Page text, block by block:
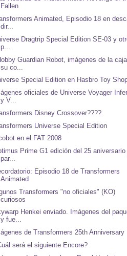
Fallen
Animated, Episodio 18 en
dir...
Dragtrip Special Edition SE-03 y
p...
Guardian Robot, imágenes de la
su co...
Special Edition en Hasbro Toy
oficiales de Universe Voyager
y V...
Disney Crossover????
Universe Special Edition
en el FAT 2008
Prime G1 edición del 25
par...
Episodio 18 de Transformers
Animated
Transformers "no oficiales" (KO)
curiosos
Henkei enviado. Imágenes del
y fue...
de Transformers 25th Anniversary
será el siguiente Encore?